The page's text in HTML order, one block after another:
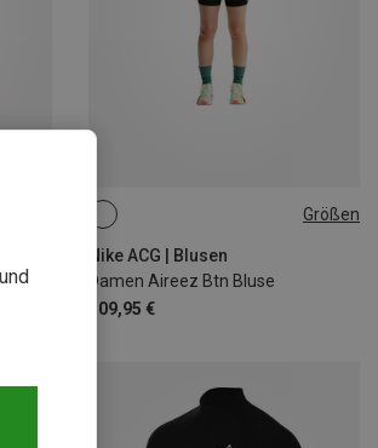
Größen
Nike ACG | Blusen
Damen Aireez Btn Bluse
109,95 €
XS